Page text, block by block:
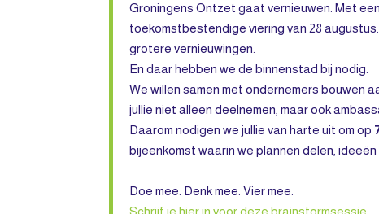
Groningens Ontzet gaat vernieuwen. Met
toekomstbestendige viering van 28
grotere vernieuwingen.
En daar hebben we de binnenstad bij nodig.
We willen samen met ondernemers bouwen
jullie niet alleen deelnemen, maar ook
Daarom nodigen we jullie van harte uit om op
bijeenkomst waarin we plannen delen,
Doe mee. Denk mee. Vier mee.